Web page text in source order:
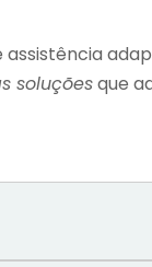
assistência
soluçõesque